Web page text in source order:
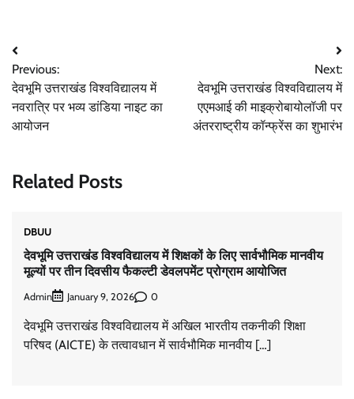
Post
navigation
Previous:
देवभूमि उत्तराखंड विश्वविद्यालय में
नवरात्रि पर भव्य डांडिया नाइट का
आयोजन
Next:
देवभूमि उत्तराखंड विश्वविद्यालय में
एएमआई की माइक्रोबायोलॉजी पर
अंतरराष्ट्रीय कॉन्फ्रेंस का शुभारंभ
Related Posts
DBUU
देवभूमि उत्तराखंड विश्वविद्यालय में शिक्षकों के लिए सार्वभौमिक मानवीय
मूल्यों पर तीन दिवसीय फैकल्टी डेवलपमेंट प्रोग्राम आयोजित
Admin January 9, 2026 0
देवभूमि उत्तराखंड विश्वविद्यालय में अखिल भारतीय तकनीकी शिक्षा
परिषद (AICTE) के तत्वावधान में सार्वभौमिक मानवीय […]